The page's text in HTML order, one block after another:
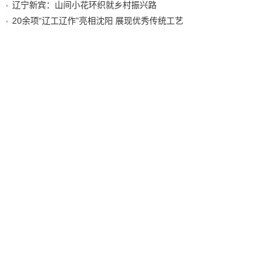
辽宁新宾：山间小花环织就乡村振兴路
20余项“辽工辽作”亮相沈阳 展现优秀传统工艺